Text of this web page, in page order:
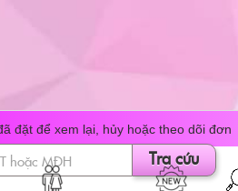
đặt để xem lại, hủy hoặc theo dõi đơn
Tra cứu